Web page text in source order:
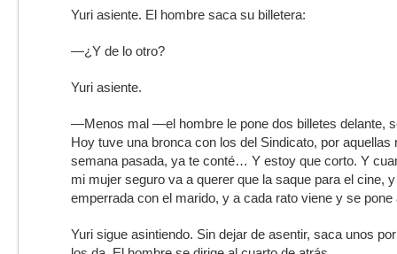
Yuri asiente. El hombre saca su billetera:
—¿Y de lo otro?
Yuri asiente.
—Menos mal —el hombre le pone dos billetes delante,
Hoy tuve una bronca con los del Sindicato, por aquellas
semana pasada, ya te conté… Y estoy que corto. Y
mi mujer seguro va a querer que la saque para el cine,
emperrada con el marido, y a cada rato viene y se
Yuri sigue asintiendo. Sin dejar de asentir, saca unos